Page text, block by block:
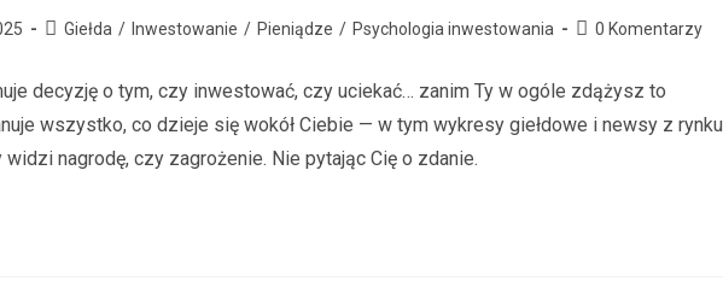
Giełda / Inwestowanie / Pieniądze / Psychologia inwestowania 0 Komentarzy
decyzję o tym, czy inwestować, czy uciekać… zanim Ty w ogóle zdążysz to
wszystko, co dzieje się wokół Ciebie — w tym wykresy giełdowe i newsy z rynku
nagrodę, czy zagrożenie. Nie pytając Cię o zdanie.